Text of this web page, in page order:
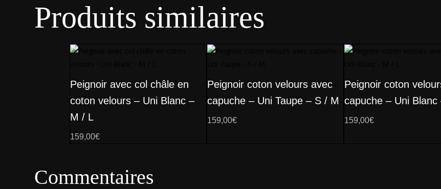
Produits similaires
Peignoir avec col châle en
coton velours – Uni Blanc –
M / L
159,00€
Peignoir coton velours avec
capuche – Uni Taupe – S / M
159,00€
Peignoir coton
capuche – Uni
159,00€
Commentaires